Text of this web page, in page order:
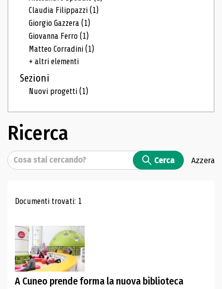
Claudia Filippazzi(1)
Giorgio Gazzera(1)
Giovanna Ferro(1)
Matteo Corradini(1)
+ altri elementi
Sezioni
Nuovi progetti(1)
Ricerca
Cerca Cerca Azzera
Risultati di ricerca
Documenti trovati: 1
A Cuneo prende forma la nuova biblioteca